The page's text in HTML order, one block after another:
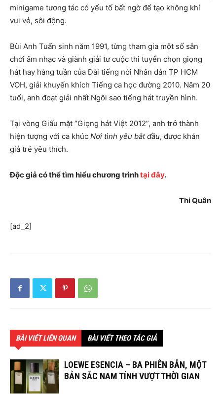
minigame tương tác có yếu tố bất ngờ để tạo không khí
vui vẻ, sôi động.
Bùi Anh Tuấn sinh năm 1991, từng tham gia một số sân
chơi âm nhạc và giành giải tư cuộc thi tuyển chọn giọng
hát hay hàng tuần của Đài tiếng nói Nhân dân TP HCM
VOH, giải khuyến khích Tiếng ca học đường 2010. Năm 20
tuổi, anh đoạt giải nhất Ngôi sao tiếng hát truyền hình.
Tại vòng Giấu mặt “Giọng hát Việt 2012”, anh trở thành
hiện tượng với ca khúc Nơi tình yêu bắt đầu, được khán
giả trẻ yêu thích.
Độc giả có thể tìm hiểu chương trìnhtại đây.
Thi Quân
[ad_2]
BÀI VIẾT LIÊN QUAN BÀI VIẾT THEO TÁC GIẢ
LOEWE ESENCIA – BA PHIÊN BẢN, MỘT
BẢN SẮC NAM TÍNH VƯỢT THỜI GIAN